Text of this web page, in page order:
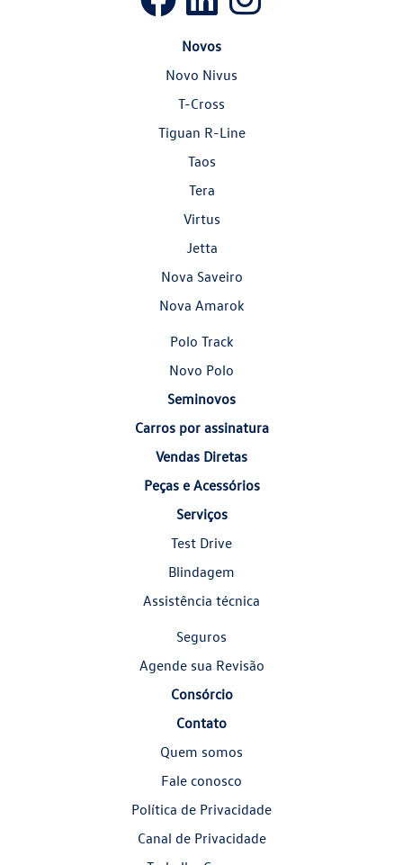
Novos
Novo Nivus
T-Cross
Tiguan R-Line
Taos
Tera
Virtus
Jetta
Nova Saveiro
Nova Amarok
Polo Track
Novo Polo
Seminovos
Carros por assinatura
Vendas Diretas
Peças e Acessórios
Serviços
Test Drive
Blindagem
Assistência técnica
Seguros
Agende sua Revisão
Consórcio
Contato
Quem somos
Fale conosco
Política de Privacidade
Canal de Privacidade